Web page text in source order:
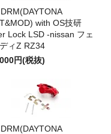
DRM(DAYTONA
with OS技研
Lock LSD -nissan フェ
ィZ RZ34
円(税抜)
DRM(DAYTONA